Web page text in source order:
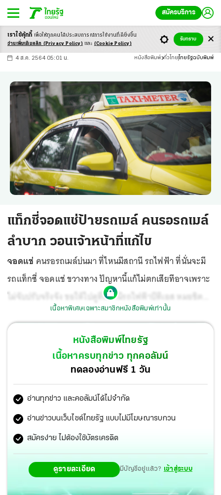
สมัครบริการ
-ก ก ก+
4 ส.ค. 2564 05:01 น. หนังสือพิมพ์ ทั่วไทย ไทยรัฐฉบับพิมพ์
แท็กซี่จอดแช่ป้ายรถเมล์ คนรอรถเมล์
ลำบาก วอนเจ้าหน้าที่แก้ไข
จอดแช่ คนรอรถเมล์บ่นมา ที่ไหนมีสถานี รถไฟฟ้า ที่นั่นจะมี
รถแท็กซี่ จอดแช่ ขวางทาง ปัญหานี้แก้ไม่ตกเสียทีอาจเพราะ
ไม่จับปรับจริงจัง ขอให้ไปดูที่สถานีรถไฟฟ้าบีทีเอส หมอชิต
แท็กซี่จอดแช่ป้ายรถเมล์ทำคนรอรถลำบาก ต่อให้มีป้ายห้ามก็
ไม่สนใจ จอดยาว ไป ถ้าไม่มีเจ้าหน้าที่มาไล่ ขอให้ตำรวจพื้นที่
เข้มงวดเสียที เป็นแบบนี้มานานแล้ว...
เนื้อหาพิเศษเฉพาะสมาชิกหนังสือพิมพ์เท่านั้น
หนังสือพิมพ์ไทยรัฐ
เนื้อหาครบทุกข่าว ทุกคอลัมน์
ทดลองอ่านฟรี 1 วัน
อ่านทุกข่าว และคอลัมน์ได้ไม่จำกัด
อ่านข่าวบนเว็บไซต์ไทยรัฐ แบบไม่มีโฆษณารบกวน
สมัครง่าย ไม่ต้องใช้บัตรเครดิต
ดูรายละเอียด มีบัญชีอยู่แล้ว? เข้าสู่ระบบ
เราใช้คุ้กกี้ เพื่อให้ทุกคนได้ประสบการณ์การใช้งานที่ดียิ่งขึ้น
อ่านเพิ่มเติมคลิก (Privacy Policy) และ (Cookie Policy)
รับทราบ